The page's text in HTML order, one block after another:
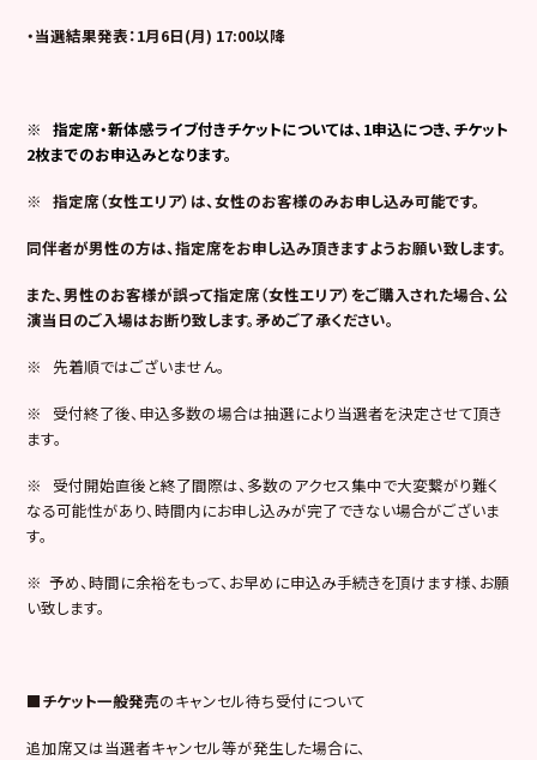
・当選結果発表：1月6日(月) 17:00以降
※指定席・新体感ライブ付きチケットについては、1申込につき、チケット
2枚までのお申込みとなります。
※指定席（女性エリア）は、女性のお客様のみお申し込み可能です。
同伴者が男性の方は、指定席をお申し込み頂きますようお願い致します。
また、男性のお客様が誤って指定席（女性エリア）をご購入された場合、公
演当日のご入場はお断り致します。矛めご了承ください。
※ 先着順ではございません。
※ 受付終了後、申込多数の場合は抽選により当選者を決定させて頂き
ます。
※ 受付開始直後と終了間際は、多数のアクセス集中で大変繋がり難く
なる可能性があり、時間内にお申し込みが完了できない場合がございま
す。
※ 予め、時間に余裕をもって、お早めに申込み手続きを頂けます様、お願
い致します。
■チケット一般発売のキャンセル待ち受付について
追加席又は当選者キャンセル等が発生した場合に、